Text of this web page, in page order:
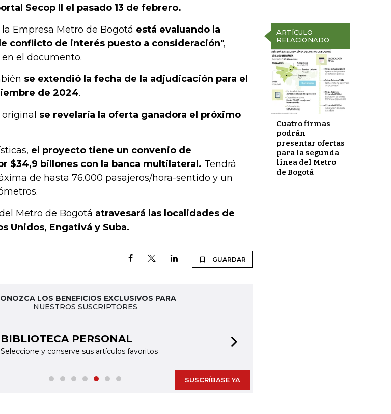
Secop II el pasado 13 de febrero.
ARTÍCULO
RELACIONADO
Cuatro firmas
podrán
presentar ofertas
para la segunda
línea del Metro
de Bogotá
la Empresa Metro de Bogotá está evaluando la
conflicto de interés puesto a consideración",
el documento.
se extendió la fecha de la adjudicación para el
de 2024.
se revelaría la oferta ganadora el próximo
el proyecto tiene un convenio de
$34,9 billones con la banca multilateral. Tendrá
de hasta 76.000 pasajeros/hora-sentido y un
Metro de Bogotá atravesará las localidades de
Unidos, Engativá y Suba.
GUARDAR
LOS BENEFICIOS EXCLUSIVOS PARA
NUESTROS SUSCRIPTORES
BIBLIOTECA PERSONAL
Seleccione y conserve sus artículos favoritos
SUSCRÍBASE YA